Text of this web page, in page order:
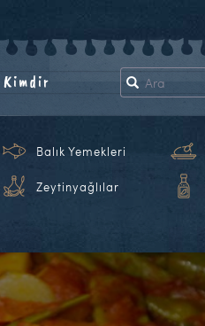
Kimdir
Balık Yemekleri
Zeytinyağlılar